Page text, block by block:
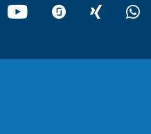
YouTube glassdoorXING